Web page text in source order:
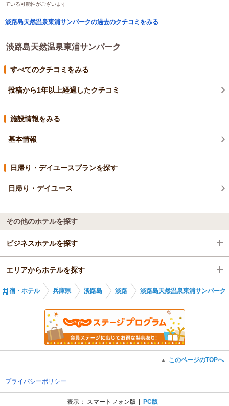
ている可能性がございます
淡路島天然温泉東浦サンパークの過去のクチコミをみる
淡路島天然温泉東浦サンパーク
すべてのクチコミをみる
投稿から1年以上経過したクチコミ
施設情報をみる
基本情報
日帰り・デイユースプランを探す
日帰り・デイユース
その他のホテルを探す
ビジネスホテルを探す
兵庫県
淡路島
舞子駅
エリアからホテルを探す
兵庫県
淡路
宿・ホテル 兵庫県 淡路島 淡路 淡路島天然温泉東浦サンパーク
▲ このページのTOPへ
プライバシーポリシー
表示： スマートフォン版 PC版